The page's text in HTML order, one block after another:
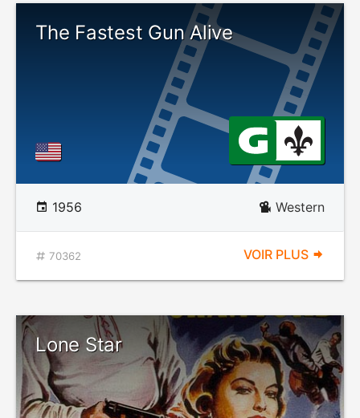
The Fastest Gun Alive
1956 Western
70362 VOIR PLUS
Lone Star